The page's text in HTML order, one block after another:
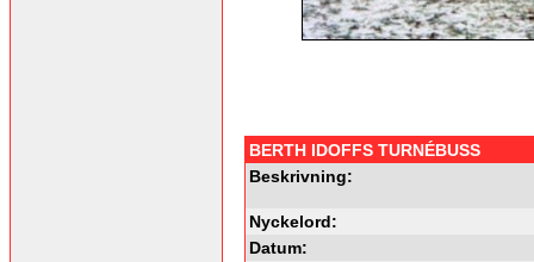
BERTH IDOFFS TURNÉBUSS
Beskrivning:
Nyckelord:
Datum: